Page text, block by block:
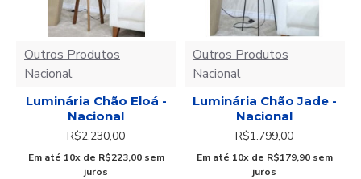
Outros Produtos
Nacional
Luminária Chão Eloá -
Nacional
R$2.230,00
Em até 10x de R$223,00 sem
juros
Outros Produtos
Nacional
Luminária Chão Jade -
Nacional
R$1.799,00
Em até 10x de R$179,90 sem
juros